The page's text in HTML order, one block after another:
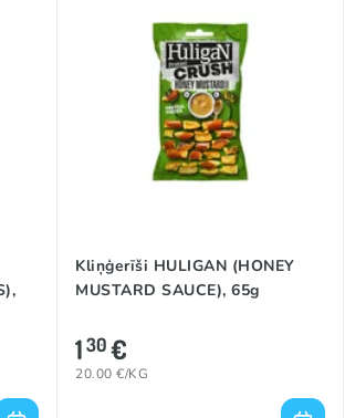
Kliņģerīši HULIGAN (HONEY
MUSTARD SAUCE), 65g
130€
20.00 €/KG